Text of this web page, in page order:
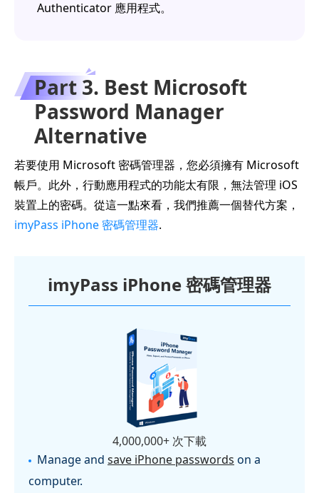
Authenticator 應用程式。
Part 3. Best Microsoft
Password Manager
Alternative
若要使用 Microsoft 密碼管理器，您必須擁有 Microsoft
帳戶。此外，行動應用程式的功能太有限，無法管理 iOS
裝置上的密碼。從這一點來看，我們推薦一個替代方案，
imyPass iPhone 密碼管理器.
imyPass iPhone 密碼管理器
4,000,000+ 次下載
Manage and save iPhone passwords on a
computer.